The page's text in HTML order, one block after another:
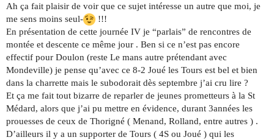
Ah ça fait plaisir de voir que ce sujet intéresse un autre que moi, je
me sens moins seul-
!!!
En présentation de cette journée IV je “parlais” de rencontres de
montée et descente ce même jour . Ben si ce n’est pas encore
effectif pour Doulon (reste Le mans autre prétendant avec
Mondeville) je pense qu’avec ce 8-2 Joué les Tours est bel et bien
dans la charrette mais le subodorait dès septembre j’ai cru lire ?
Et ça me fait tout bizarre de reparler de jeunes prometteurs à la St
Médard, alors que j’ai pu mettre en évidence, durant 3années les
prouesses de ceux de Thorigné ( Menand, Rolland, entre autres ) .
D’ailleurs il y a un supporter de Tours ( 4S ou Joué ) qui les